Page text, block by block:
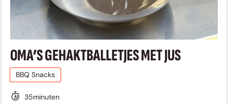
OMA’S GEHAKTBALLETJES MET JUS
BBQ Snacks
35minuten